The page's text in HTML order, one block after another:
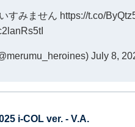
すみません https://t.co/
July 8,
i-COL ver. - V.A.